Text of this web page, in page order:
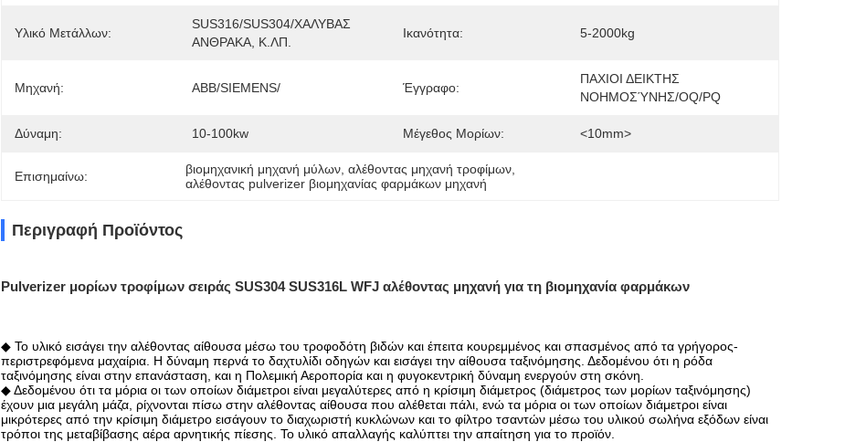
Υλικό Μετάλλων:
SUS316/SUS304/ΧΑΛΥΒΑΣ
ΑΝΘΡΑΚΑ, Κ.ΛΠ.
Ικανότητα: 5-2000kg
Μηχανή: ABB/SIEMENS/ Έγγραφο:
ΠΑΧΙΟΙ ΔΕΙΚΤΗΣ
ΝΟΗΜΟΣΎΝΗΣ/OQ/PQ
Δύναμη: 10-100kw Μέγεθος Μορίων: <10mm>
Επισημαίνω: βιομηχανική μηχανή μύλων , αλέθοντας μηχανή τροφίμων
αλέθοντας pulverizer βιομηχανίας φαρμάκων μηχανή
Περιγραφή Προϊόντος
Pulverizer μορίων τροφίμων σειράς SUS304 SUS316L WFJ αλέθοντας μηχανή για τη βιομηχανία φαρμάκων
◆ Το υλικό εισάγει την αλέθοντας αίθουσα μέσω του τροφοδότη βιδών και έπειτα κουρεμμένος και σπασμένος από τα γρήγορος-
περιστρεφόμενα μαχαίρια. Η δύναμη περνά το δαχτυλίδι οδηγών και εισάγει την αίθουσα ταξινόμησης. Δεδομένου ότι η ρόδα
ταξινόμησης είναι στην επανάσταση, και η Πολεμική Αεροπορία και η φυγοκεντρική δύναμη ενεργούν στη σκόνη.
◆ Δεδομένου ότι τα μόρια οι των οποίων διάμετροι είναι μεγαλύτερες από η κρίσιμη διάμετρος (διάμετρος των μορίων ταξινόμησης)
έχουν μια μεγάλη μάζα, ρίχνονται πίσω στην αλέθοντας αίθουσα που αλέθεται πάλι, ενώ τα μόρια οι των οποίων διάμετροι είναι
μικρότερες από την κρίσιμη διάμετρο εισάγουν το διαχωριστή κυκλώνων και το φίλτρο τσαντών μέσω του υλικού σωλήνα εξόδων είναι
τρόποι της μεταβίβασης αέρα αρνητικής πίεσης. Το υλικό απαλλαγής καλύπτει την απαίτηση για το προϊόν.